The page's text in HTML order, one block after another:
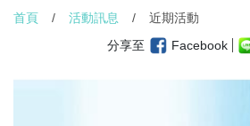
首頁 / 活動訊息 /
近期活動
分享至
Facebook